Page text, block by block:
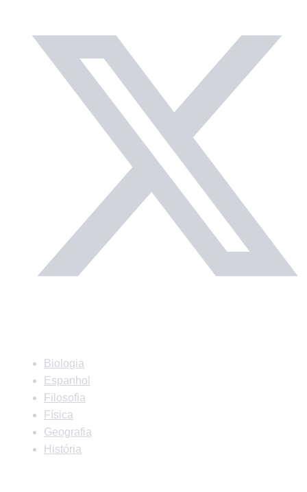
Biologia
Espanhol
Filosofia
Física
Geografia
História